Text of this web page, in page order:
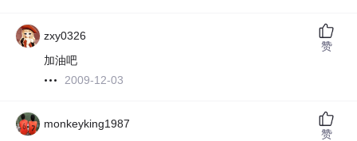
zxy0326
加油吧
2009-12-03
赞
monkeyking1987
赞